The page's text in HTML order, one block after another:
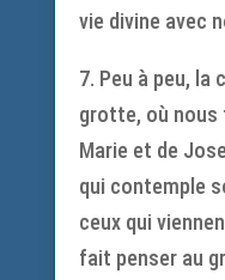
vie divine avec
7. Peu à peu, la
grotte, où nous
Marie et de
qui contemple
ceux qui
fait penser au